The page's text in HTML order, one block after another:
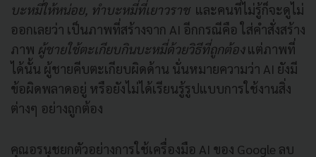
บะหมี่ให้หน่อย, ทำบะหมี่ที่เยาวราช และคนที่ไม่รู้ก็จะดูไม่
ออกเลยว่า เป็นภาพที่สร้างจาก AI อีกกรณีคือ ใส่คำสั่งสร้าง
ภาพ ผู้ชายใช้ตะเกียบกินบะหมี่ด้วยวิธีที่ถูกต้องแต่ภาพที่
ได้นั้น ผู้ชายคีบตะเกียบผิดด้าน นั่นหมายความว่า AI ยังมี
ข้อผิดพลาดอยู่ หรือยังไม่ได้เรียนรู้รูปแบบการใช้งานสิ่ง
ต่างๆ อย่างถูกต้อง
คุณอรนุชยกตัวอย่างการใช้เครื่องมือ AI ของ Google ลบ